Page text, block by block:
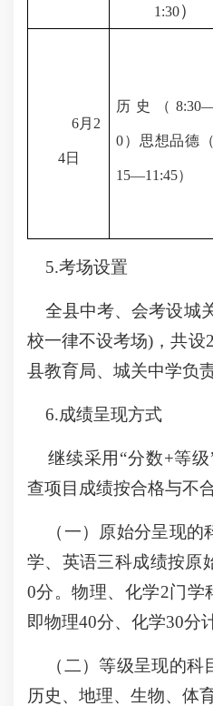
1:30）
6月 2
4日
历史（ 8:30
0） 思想品德（
15—11:45）
5.考场设置
全县中考、会考设城
校一律不设考场)，共设
县教育局、城关中学负
6.成绩呈现方式
继续采用“分数+等级
查项目成绩按合格与不
（一）原始分呈现的
学、英语三科成绩按原
0分。物理、化学2门学
即物理40分、化学30分
（二）等级呈现的科
历史、地理、生物、体